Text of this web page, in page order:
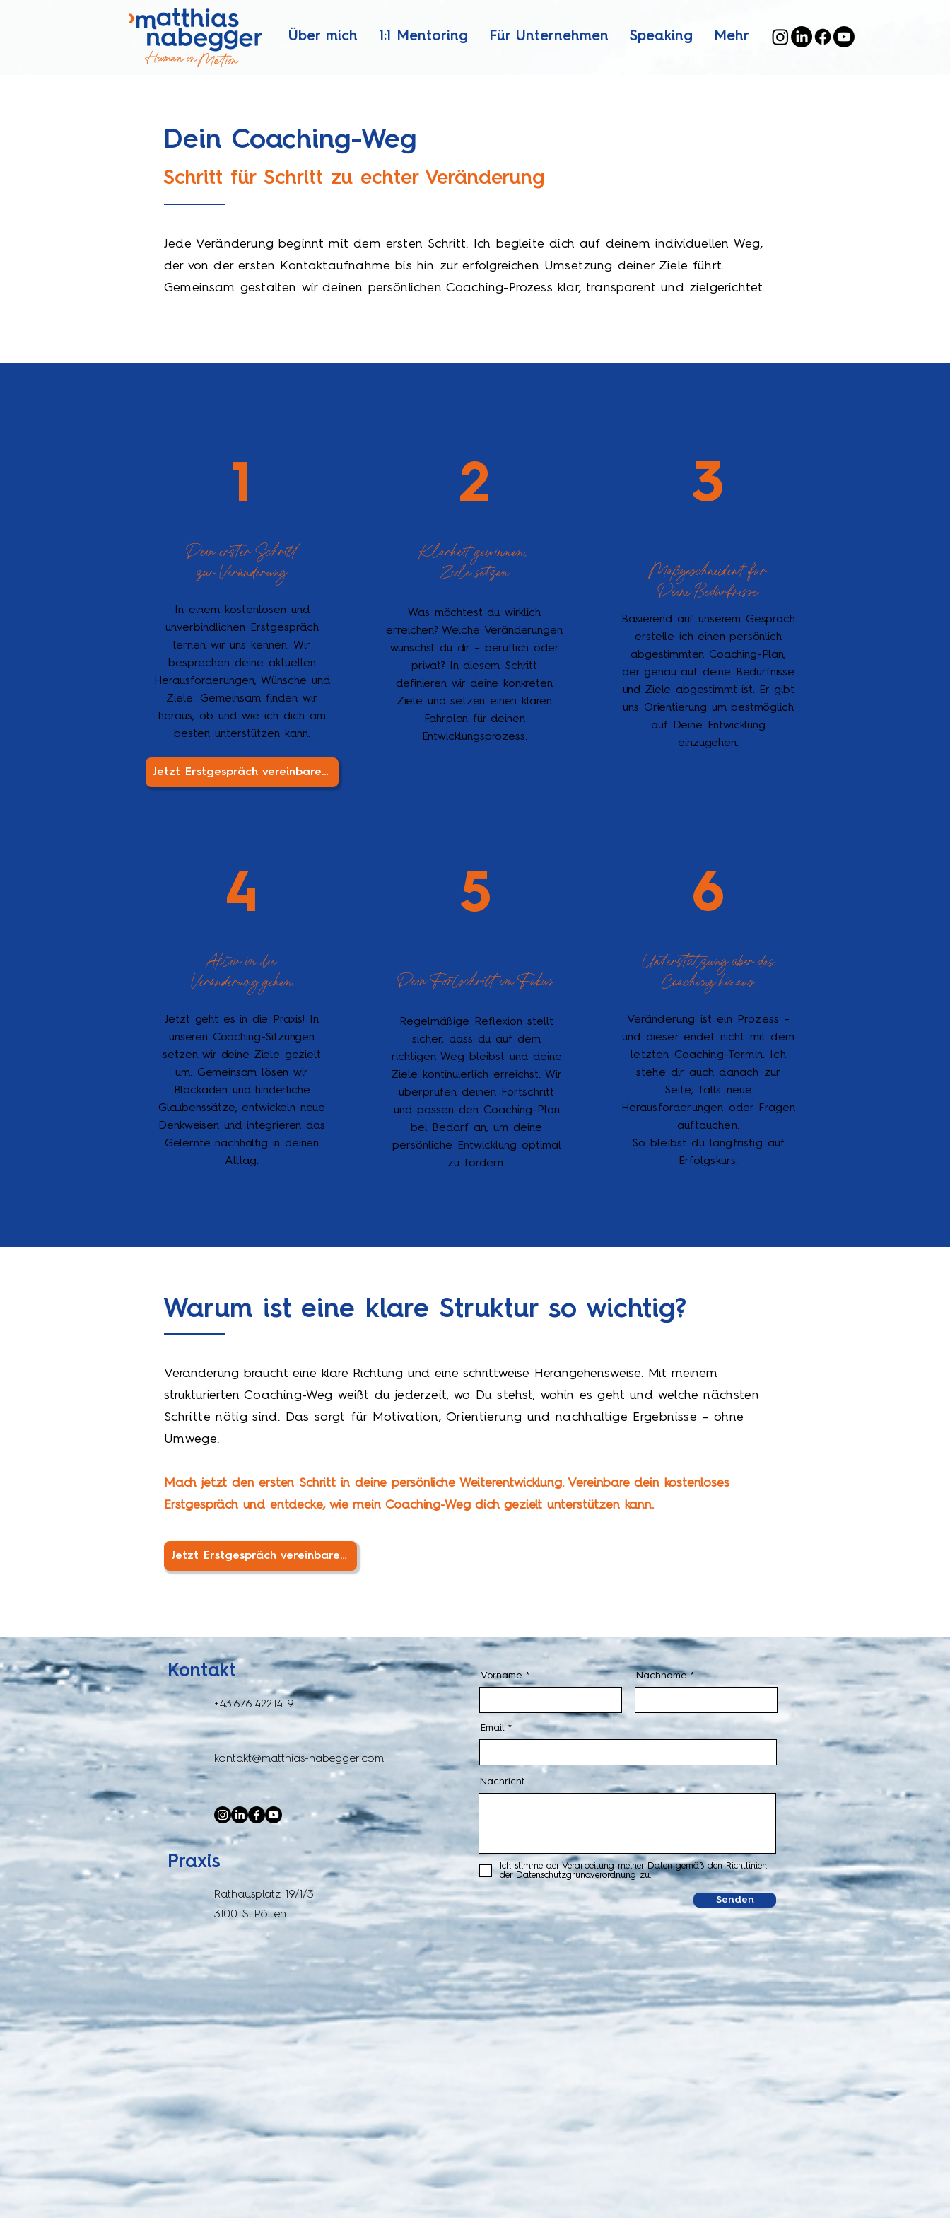
Über mich 1:1 Mentoring Für Unternehmen Speaking Mehr
Dein Coaching-Weg
Schritt für Schritt zu echter Veränderung
Jede Veränderung beginnt mit dem ersten Schritt. Ich begleite dich auf deinem individuellen Weg,
der von der ersten Kontaktaufnahme bis hin zur erfolgreichen Umsetzung deiner Ziele führt.
Gemeinsam gestalten wir deinen persönlichen Coaching-Prozess klar, transparent und zielgerichtet.
1
Dein erster Schritt
zur Veränderung
In einem kostenlosen und
unverbindlichen Erstgespräch
lernen wir uns kennen. Wir
besprechen deine aktuellen
Herausforderungen, Wünsche und
Ziele. Gemeinsam finden wir
heraus, ob und wie ich dich am
besten unterstützen kann.
Jetzt Erstgespräch vereinbaren!
2
Klarheit gewinnen,
Ziele setzen
Was möchtest du wirklich
erreichen? Welche Veränderungen
wünschst du dir – beruflich oder
privat? In diesem Schritt
definieren wir deine konkreten
Ziele und setzen einen klaren
Fahrplan für deinen
Entwicklungsprozess.
3
Maßgeschneidert für
Deine Bedürfnisse
Basierend auf unserem Gespräch
erstelle ich einen persönlich
abgestimmten Coaching-Plan,
der genau auf deine Bedürfnisse
und Ziele abgestimmt ist. Er gibt
uns Orientierung um bestmöglich
auf Deine Entwicklung
einzugehen.
4
Aktiv in die
Veränderung gehen
Jetzt geht es in die Praxis! In
unseren Coaching-Sitzungen
setzen wir deine Ziele gezielt
um. Gemeinsam lösen wir
Blockaden und hinderliche
Glaubenssätze, entwickeln neue
Denkweisen und integrieren das
Gelernte nachhaltig in deinen
Alltag.
5
Dein Fortschritt im Fokus
Regelmäßige Reflexion stellt
sicher, dass du auf dem
richtigen Weg bleibst und deine
Ziele kontinuierlich erreichst. Wir
überprüfen deinen Fortschritt
und passen den Coaching-Plan
bei Bedarf an, um deine
persönliche Entwicklung optimal
zu fördern.
6
Unterstützung über das
Coaching hinaus
Veränderung ist ein Prozess –
und dieser endet nicht mit dem
letzten Coaching-Termin. Ich
stehe dir auch danach zur
Seite, falls neue
Herausforderungen oder Fragen
auftauchen.
So bleibst du langfristig auf
Erfolgskurs.
Warum ist eine klare Struktur so wichtig?
Veränderung braucht eine klare Richtung und eine schrittweise Herangehensweise. Mit meinem
strukturiertenCoaching-Weg weißt du jederzeit, wo Du stehst, wohin es geht und welchenächsten
Schritte nötig sind. Das sorgt für Motivation, Orientierung und nachhaltige Ergebnisse – ohne
Umwege.
Mach jetzt den ersten Schritt in deine persönliche Weiterentwicklung. Vereinbare dein kostenloses
Erstgespräch und entdecke, wie mein Coaching-Weg dich gezielt unterstützen kann.
Jetzt Erstgespräch vereinbaren!
Kontakt
+43 676 422 14 19
kontakt@matthias-nabegger.com
Praxis
Rathausplatz 19/1/3
3100 St.Pölten
Vorname Nachname
Email
Nachricht
Ich stimme der Verarbeitung meiner Daten gemäß den Richtlinien
der Datenschutzgrundverordnung zu.
Senden
Kundenbewertungen und Erfahrungen zu
Matthias Nabegger
100
%
Empfehlungen auf
SEHR GUT